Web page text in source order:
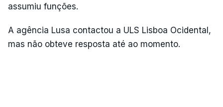
assumiu funções.
A agência Lusa contactou a ULS Lisboa Ocidental,
mas não obteve resposta até ao momento.